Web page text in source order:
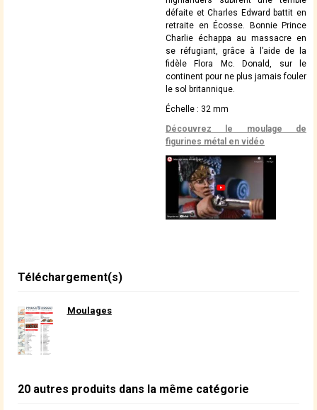
défaite et Charles Edward battit en
retraite en Écosse. Bonnie Prince
Charlie échappa au massacre en
se réfugiant, grâce à l’aide de la
fidèle Flora Mc. Donald, sur le
continent pour ne plus jamais fouler
le sol britannique.
Échelle : 32 mm
Découvrez le moulage de
figurines métal en vidéo
Téléchargement(s)
Moulages
20 autres produits dans la même catégorie